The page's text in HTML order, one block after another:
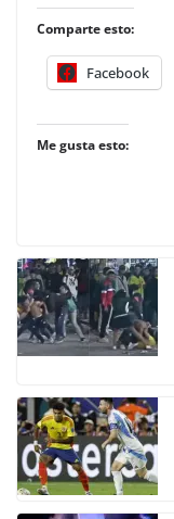
Comparte esto:
Facebook
Me gusta esto: